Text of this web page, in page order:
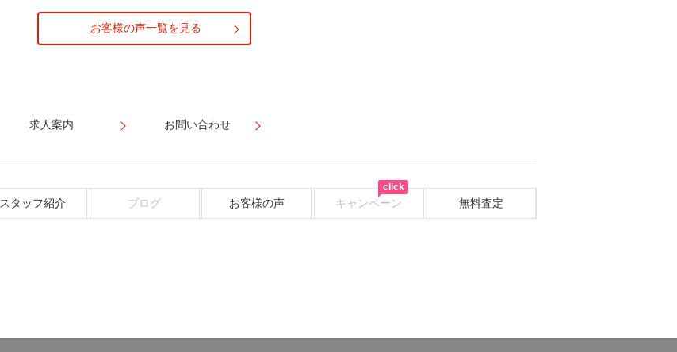
お客様の声一覧を見る
求人案内 お問い合わせ
スタッフ紹介 ブログ お客様の声 キャンペーン 無料査定
click